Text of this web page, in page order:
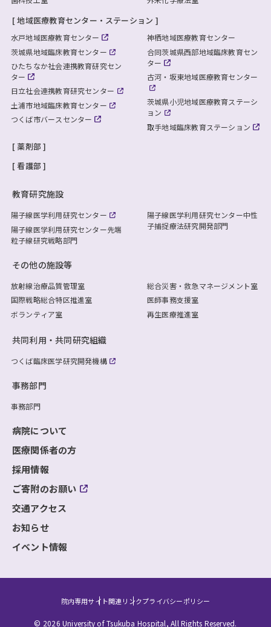
地域医療教育センター・ステーション
水戸地域医療教育センター
茨城県地域臨床教育センター
ひたちなか社会連携教育研究セン
ター
日立社会連携教育研究センター
土浦市地域臨床教育センター
つくば市バースセンター
神栖地域医療教育センター
合同茨城県西部地域臨床教育セン
ター
古河・坂東地域医療教育センター
茨城県小児地域医療教育ステーシ
ョン
取手地域臨床教育ステーション
薬剤部
看護部
教育研究施設
陽子線医学利用研究センター
陽子線医学利用研究センター先端
粒子線研究戦略部門
陽子線医学利用研究センター中性
子捕捉療法研究開発部門
その他の施設等
放射線治療品質管理室
国際戦略総合特区推進室
ボランティア室
総合災害・救急マネージメント室
医師事務支援室
再生医療推進室
共同利用・共同研究組織
つくば臨床医学研究開発機構
事務部門
事務部門
病院について
医療関係者の方
採用情報
ご寄附のお願い
交通アクセス
お知らせ
イベント情報
院内専用サイト関連リンクプライバシーポリシー
© 2026 University of Tsukuba Hospital, All Rights Reserved.